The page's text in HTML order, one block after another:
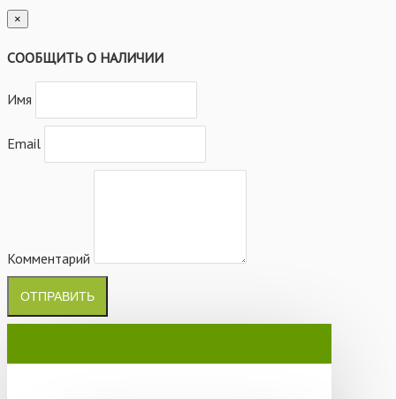
×
СООБЩИТЬ О НАЛИЧИИ
Имя
Email
Комментарий
ОТПРАВИТЬ